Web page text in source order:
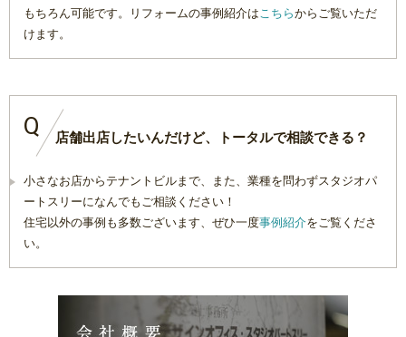
もちろん可能です。リフォームの事例紹介はこちらからご覧いただ
けます。
Q 店舗出店したいんだけど、トータルで相談できる？
小さなお店からテナントビルまで、また、業種を問わずスタジオパ
ートスリーになんでもご相談ください！
住宅以外の事例も多数ございます、ぜひ一度事例紹介をご覧くださ
い。